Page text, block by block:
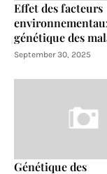
Effet des facteurs
génétique des
September 30, 2025
Génétique des